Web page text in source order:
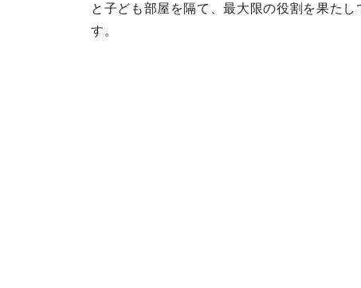
と子ども部屋を隔て、最大限の役割を果たし
す。